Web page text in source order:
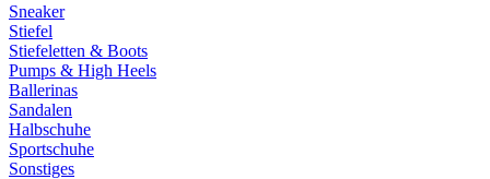
Sneaker
Stiefel
Stiefeletten & Boots
Pumps & High Heels
Ballerinas
Sandalen
Halbschuhe
Sportschuhe
Sonstiges